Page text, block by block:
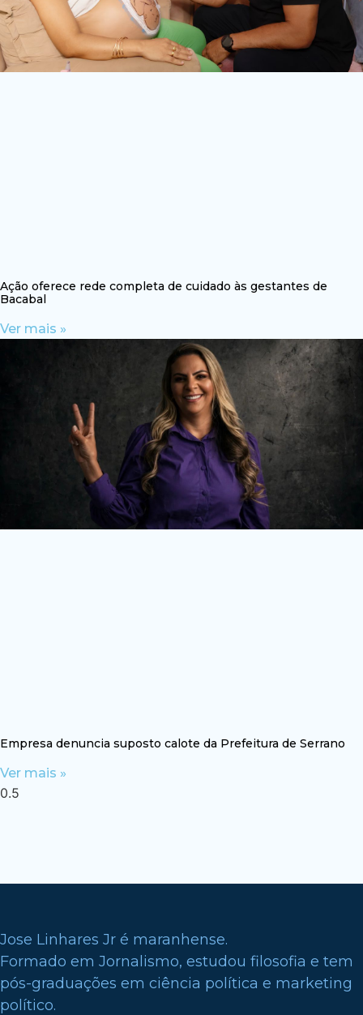
Ação oferece rede completa de cuidado às gestantes de
Bacabal
Ver mais »
Empresa denuncia suposto calote da Prefeitura de Serrano
Ver mais »
Jose Linhares Jr é maranhense.
Formado em Jornalismo, estudou filosofia e tem
pós-graduações em ciência política e marketing
político.